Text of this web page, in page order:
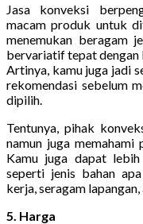
Jasa konveksi
macam produk untuk
menemukan beragam
bervariatif tepat dengan
Artinya, kamu juga jadi
rekomendasi sebelum
dipilih.
Tentunya, pihak
namun juga
Kamu juga dapat
seperti jenis bahan
kerja, seragam lapangan,
5. Harga